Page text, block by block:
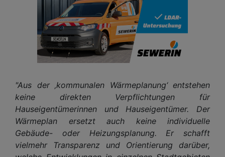
"Aus der ‚kommunalen Wärmeplanung‘ entstehen
keine direkten Verpflichtungen für
Hauseigentümerinnen und Hauseigentümer. Der
Wärmeplan ersetzt auch keine individuelle
Gebäude- oder Heizungsplanung. Er schafft
vielmehr Transparenz und Orientierung darüber,